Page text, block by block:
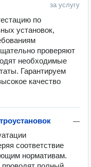
за услугу
по
установок,
проверяют
необходимые
Гарантируем
качество
—
соответствие
нормативам.